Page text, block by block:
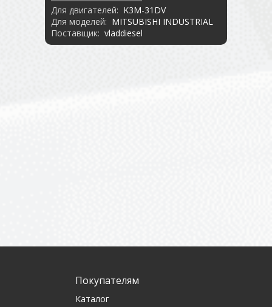
Для двигателей: K3M-31DV
Для моделей: MITSUBISHI INDUSTRIAL
Поставщик: vladdiesel
Покупателям
Каталог